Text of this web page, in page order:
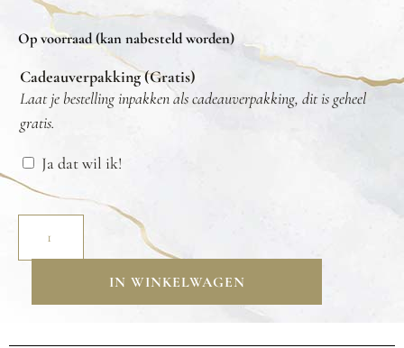
Op voorraad (kan nabesteld worden)
Cadeauverpakking (Gratis)
Laat je bestelling inpakken als cadeauverpakking, dit is geheel
gratis.
Ja dat wil ik!
IN WINKELWAGEN